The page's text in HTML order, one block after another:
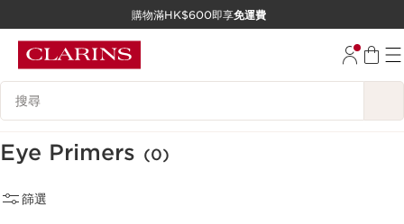
跳至內容
購物滿HK$600即享免運費
搜尋內容說明
Eye Primers (0)
篩選